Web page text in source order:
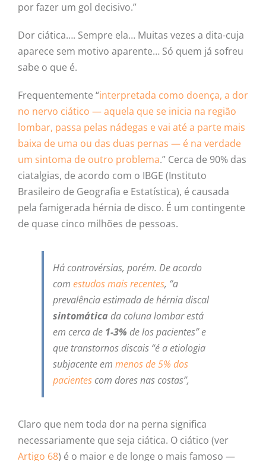
por fazer um gol decisivo.”
Dor ciática…. Sempre ela… Muitas vezes a dita-cuja
aparece sem motivo aparente… Só quem já sofreu
sabe o que é.
Frequentemente “interpretada como doença, a dor
no nervo ciático — aquela que se inicia na região
lombar, passa pelas nádegas e vai até a parte mais
baixa de uma ou das duas pernas — é na verdade
um sintoma de outro problema.” Cerca de 90% das
ciatalgias, de acordo com o IBGE (Instituto
Brasileiro de Geografia e Estatística), é causada
pela famigerada hérnia de disco. É um contingente
de quase cinco milhões de pessoas.
Há controvérsias, porém. De acordo
com estudos mais recentes, “a
prevalência estimada de hérnia discal
sintomática da coluna lombar está
em cerca de 1-3% de los pacientes” e
que transtornos discais “é a etiologia
subjacente em menos de 5% dos
pacientescom dores nas costas”,
Claro que nem toda dor na perna significa
necessariamente que seja ciática. O ciático (ver
Artigo 68) é o maior e de longe o mais famoso —